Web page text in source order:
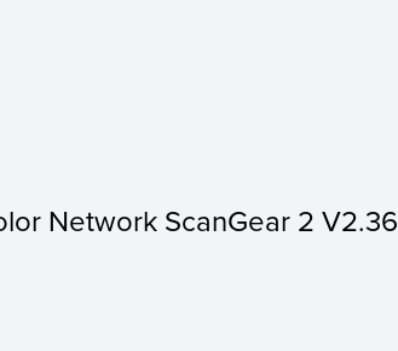
Network ScanGear 2 V2.36